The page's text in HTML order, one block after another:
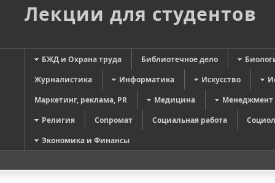
Лекции для студентов
БЖД и Охрана труда Библиотечное дело
Журналистика
Информатика Искусство
Маркетинг, реклама, PR
Медицина
Менеджмент
Религия
Сопромат Социальная работа
Экономика и Финансы